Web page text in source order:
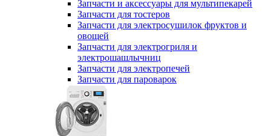
Запчасти и аксессуары для мультипекарей
Запчасти для тостеров
Запчасти для электросушилок фруктов и
овощей
Запчасти для электрогриля и
электрошашлычниц
Запчасти для электропечей
Запчасти для пароварок